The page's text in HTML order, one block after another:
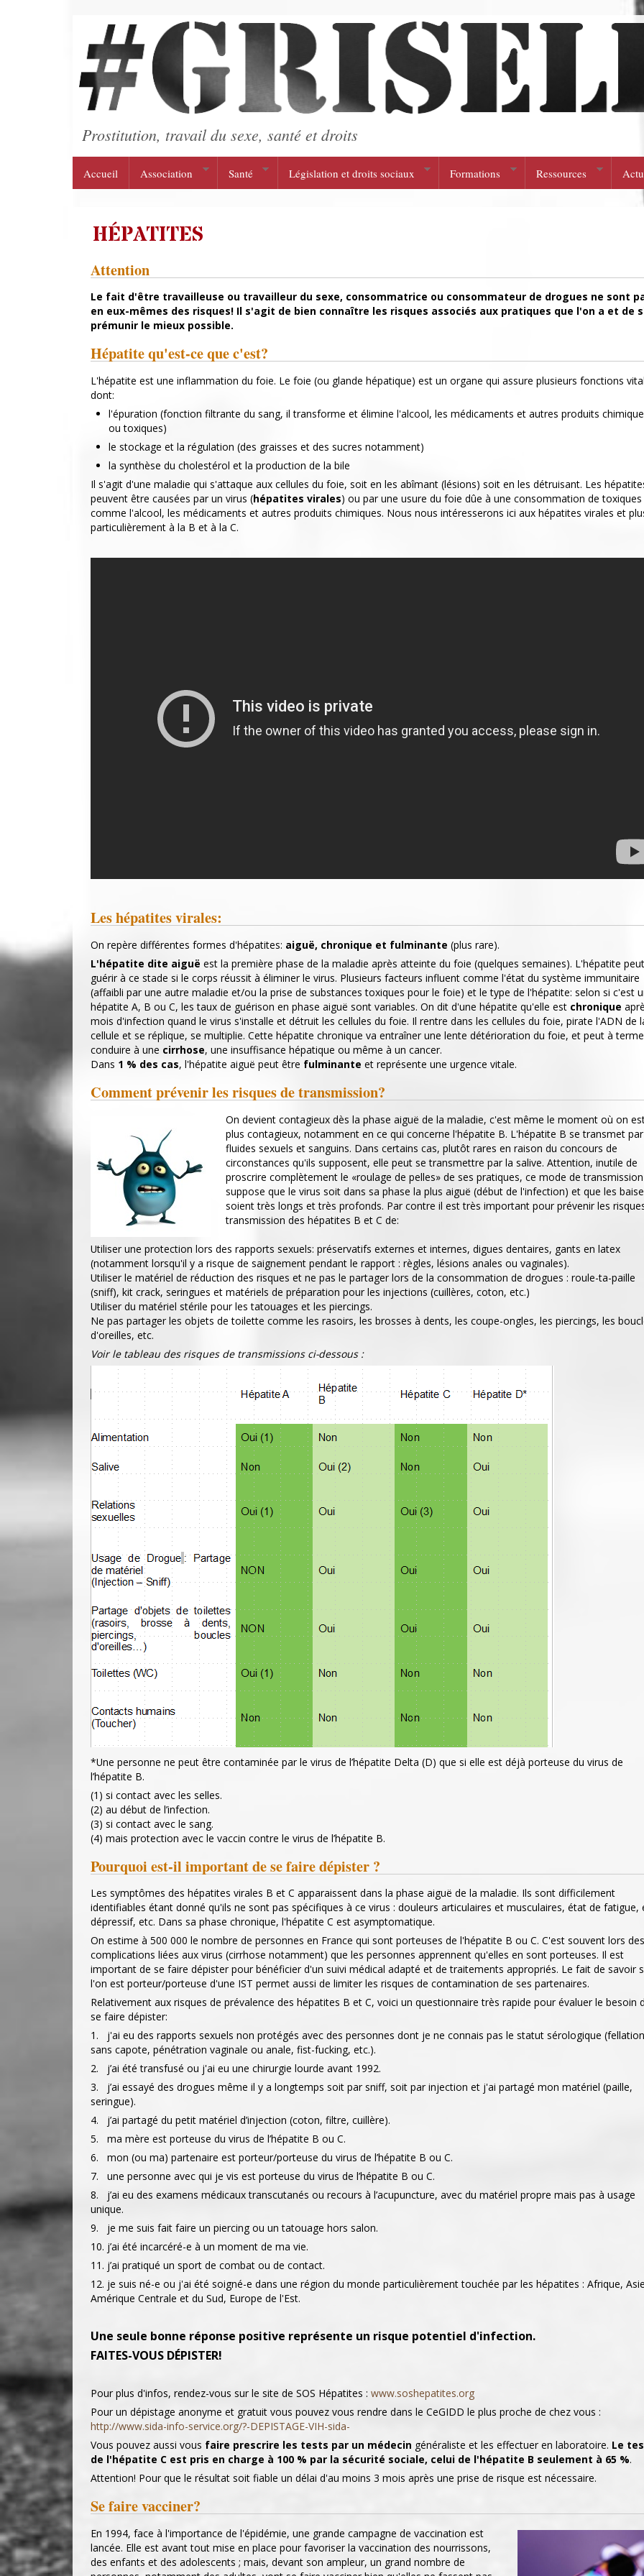
Prostitution, travail du sexe, santé et droits
Accueil Association Santé Législation et droits sociaux Formations Ressources
HÉPATITES
Attention
Le fait d'être travailleuse ou travailleur du sexe, consommatrice ou consommateur de drogues ne sont
en eux-mêmes des risques! Il s'agit de bien connaître les risques associés aux pratiques que l'on a et de
prémunir le mieux possible.
Hépatite qu'est-ce que c'est?
L'hépatite est une inflammation du foie. Le foie (ou glande hépatique) est un organe qui assure plusieurs fonctions
dont:
l'épuration (fonction filtrante du sang, il transforme et élimine l'alcool, les médicaments et autres produits
ou toxiques)
le stockage et la régulation (des graisses et des sucres notamment)
la synthèse du cholestérol et la production de la bile
Il s'agit d'une maladie qui s'attaque aux cellules du foie, soit en les abîmant (lésions) soit en les détruisant. Les
peuvent être causées par un virus (hépatites virales) ou par une usure du foie dûe à une consommation de toxiques
comme l'alcool, les médicaments et autres produits chimiques. Nous nous intéresserons ici aux hépatites virales et
particulièrement à la B et à la C.
Les hépatites virales:
On repère différentes formes d'hépatites: aiguë, chronique et fulminante (plus rare).
L'hépatite dite aiguë est la première phase de la maladie après atteinte du foie (quelques semaines). L'hépatite peut
guérir à ce stade si le corps réussit à éliminer le virus. Plusieurs facteurs influent comme l'état du système immunitaire
(affaibli par une autre maladie et/ou la prise de substances toxiques pour le foie) et le type de l'hépatite: selon si c'est
hépatite A, B ou C, les taux de guérison en phase aiguë sont variables. On dit d'une hépatite qu'elle est chronique
mois d'infection quand le virus s'installe et détruit les cellules du foie. Il rentre dans les cellules du foie, pirate l'ADN de
cellule et se réplique, se multiplie. Cette hépatite chronique va entraîner une lente détérioration du foie, et peut à terme
conduire à une cirrhose, une insuffisance hépatique ou même à un cancer.
Dans 1 % des cas, l'hépatite aiguë peut être fulminante et représente une urgence vitale.
Comment prévenir les risques de transmission?
On devient contagieux dès la phase aiguë de la maladie, c'est même le moment où on
plus contagieux, notamment en ce qui concerne l'hépatite B. L'hépatite B se transmet
fluides sexuels et sanguins. Dans certains cas, plutôt rares en raison du concours de
circonstances qu'ils supposent, elle peut se transmettre par la salive. Attention, inutile de
proscrire complètement le «roulage de pelles» de ses pratiques, ce mode de transmission
suppose que le virus soit dans sa phase la plus aiguë (début de l'infection) et que les
soient très longs et très profonds. Par contre il est très important pour prévenir les
transmission des hépatites B et C de:
Utiliser une protection lors des rapports sexuels: préservatifs externes et internes, digues dentaires, gants en latex
(notamment lorsqu'il y a risque de saignement pendant le rapport : règles, lésions anales ou vaginales).
Utiliser le matériel de réduction des risques et ne pas le partager lors de la consommation de drogues : roule-ta-paille
(sniff), kit crack, seringues et matériels de préparation pour les injections (cuillères, coton, etc.)
Utiliser du matériel stérile pour les tatouages et les piercings.
Ne pas partager les objets de toilette comme les rasoirs, les brosses à dents, les coupe-ongles, les piercings, les
d'oreilles, etc.
Voir le tableau des risques de transmissions ci-dessous :
*Une personne ne peut être contaminée par le virus de l’hépatite Delta (D) que si elle est déjà porteuse du virus de
l’hépatite B.
(1) si contact avec les selles.
(2) au début de l’infection.
(3) si contact avec le sang.
(4) mais protection avec le vaccin contre le virus de l’hépatite B.
Pourquoi est-il important de se faire dépister ?
Les symptômes des hépatites virales B et C apparaissent dans la phase aiguë de la maladie. Ils sont difficilement
identifiables étant donné qu'ils ne sont pas spécifiques à ce virus : douleurs articulaires et musculaires, état de fatigue,
dépressif, etc. Dans sa phase chronique, l'hépatite C est asymptomatique.
On estime à 500 000 le nombre de personnes en France qui sont porteuses de l'hépatite B ou C. C'est souvent lors des
complications liées aux virus (cirrhose notamment) que les personnes apprennent qu'elles en sont porteuses. Il est
important de se faire dépister pour bénéficier d'un suivi médical adapté et de traitements appropriés. Le fait de savoir
l'on est porteur/porteuse d'une IST permet aussi de limiter les risques de contamination de ses partenaires.
Relativement aux risques de prévalence des hépatites B et C, voici un questionnaire très rapide pour évaluer le besoin
se faire dépister:
1. j'ai eu des rapports sexuels non protégés avec des personnes dont je ne connais pas le statut sérologique (fellation
sans capote, pénétration vaginale ou anale, fist-fucking, etc.).
2. j’ai été transfusé ou j'ai eu une chirurgie lourde avant 1992.
3. j’ai essayé des drogues même il y a longtemps soit par sniff, soit par injection et j'ai partagé mon matériel (paille,
seringue).
4. j’ai partagé du petit matériel d’injection (coton, filtre, cuillère).
5. ma mère est porteuse du virus de l’hépatite B ou C.
6. mon (ou ma) partenaire est porteur/porteuse du virus de l’hépatite B ou C.
7. une personne avec qui je vis est porteuse du virus de l’hépatite B ou C.
8. j’ai eu des examens médicaux transcutanés ou recours à l’acupuncture, avec du matériel propre mais pas à usage
unique.
9. je me suis fait faire un piercing ou un tatouage hors salon.
10. j’ai été incarcéré-e à un moment de ma vie.
11. j’ai pratiqué un sport de combat ou de contact.
12. je suis né-e ou j'ai été soigné-e dans une région du monde particulièrement touchée par les hépatites : Afrique,
Amérique Centrale et du Sud, Europe de l'Est.
Une seule bonne réponse positive représente un risque potentiel d'infection.
FAITES-VOUS DÉPISTER!
Pour plus d'infos, rendez-vous sur le site de SOS Hépatites : www.soshepatites.org
Pour un dépistage anonyme et gratuit vous pouvez vous rendre dans le CeGIDD le plus proche de chez vous :
http://www.sida-info-service.org/?-DEPISTAGE-VIH-sida-
Vous pouvez aussi vous faire prescrire les tests par un médecin généraliste et les effectuer en laboratoire. Le
de l'hépatite C est pris en charge à 100 % par la sécurité sociale, celui de l'hépatite B seulement à 65 %.
Attention! Pour que le résultat soit fiable un délai d'au moins 3 mois après une prise de risque est nécessaire.
Se faire vacciner?
En 1994, face à l'importance de l'épidémie, une grande campagne de vaccination est
lancée. Elle est avant tout mise en place pour favoriser la vaccination des nourrissons,
des enfants et des adolescents ; mais, devant son ampleur, un grand nombre de